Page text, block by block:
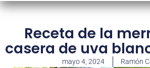
Receta de la
casera de uva
mayo 4, 2024 Ramón